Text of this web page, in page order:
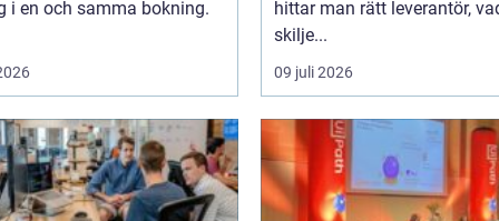
i en och samma bokning.
hittar man rätt leverantör,
skilje...
09 juli 2026